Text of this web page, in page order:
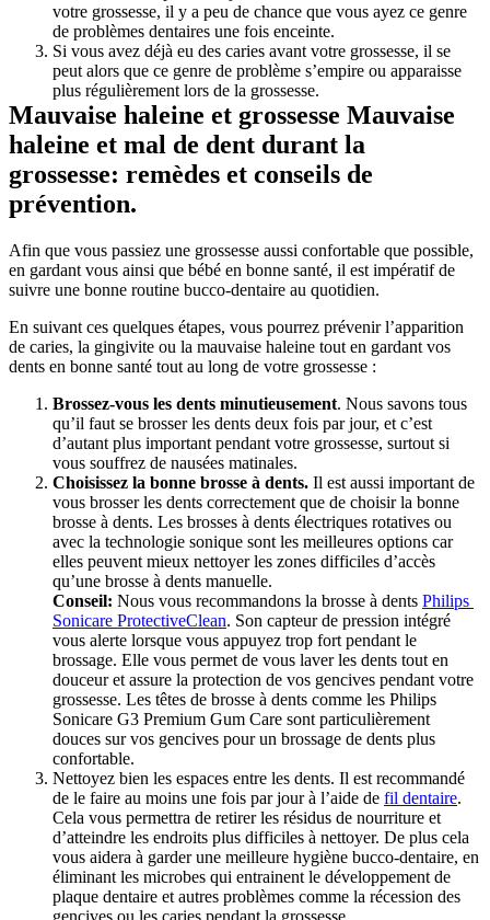
votre grossesse, il y a peu de chance que vous ayez ce genre
de problèmes dentaires une fois enceinte.
Si vous avez déjà eu des caries avant votre grossesse, il se
peut alors que ce genre de problème s’empire ou apparaisse
plus régulièrement lors de la grossesse.
Mauvaise haleine et grossesse Mauvaise
haleine et mal de dent durant la
grossesse: remèdes et conseils de
prévention.
Afin que vous passiez une grossesse aussi confortable que possible,
en gardant vous ainsi que bébé en bonne santé, il est impératif de
suivre une bonne routine bucco-dentaire au quotidien.
En suivant ces quelques étapes, vous pourrez prévenir l’apparition
de caries, la gingivite ou la mauvaise haleine tout en gardant vos
dents en bonne santé tout au long de votre grossesse :
Brossez-vous les dents minutieusement. Nous savons tous
qu’il faut se brosser les dents deux fois par jour, et c’est
d’autant plus important pendant votre grossesse, surtout si
vous souffrez de nausées matinales.
Choisissez la bonne brosse à dents. Il est aussi important de
vous brosser les dents correctement que de choisir la bonne
brosse à dents. Les brosses à dents électriques rotatives ou
avec la technologie sonique sont les meilleures options car
elles peuvent mieux nettoyer les zones difficiles d’accès
qu’une brosse à dents manuelle.
Conseil: Nous vous recommandons la brosse à dents Philips
Sonicare ProtectiveClean. Son capteur de pression intégré
vous alerte lorsque vous appuyez trop fort pendant le
brossage. Elle vous permet de vous laver les dents tout en
douceur et assure la protection de vos gencives pendant votre
grossesse. Les têtes de brosse à dents comme les Philips
Sonicare G3 Premium Gum Care sont particulièrement
douces sur vos gencives pour un brossage de dents plus
confortable.
Nettoyez bien les espaces entre les dents. Il est recommandé
de le faire au moins une fois par jour à l’aide de fil dentaire.
Cela vous permettra de retirer les résidus de nourriture et
d’atteindre les endroits plus difficiles à nettoyer. De plus cela
vous aidera à garder une meilleure hygiène bucco-dentaire, en
éliminant les microbes qui entrainent le développement de
plaque dentaire et autres problèmes comme la récession des
gencives ou les caries pendant la grossesse.